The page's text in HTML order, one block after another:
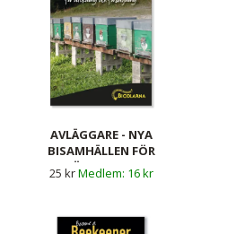
AVLÄGGARE - NYA
BISAMHÄLLEN FÖR
UTÖKNING OCH
FÖRSÄLJNING
25 kr 16 kr